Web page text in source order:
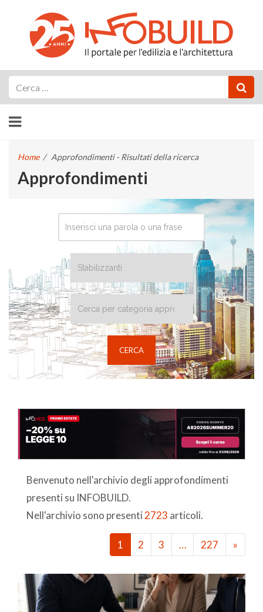
Home / Approfondimenti - Risultati della ricerca
Approfondimenti
Benvenuto nell'archivio degli approfondimenti
presenti su INFOBUILD.
Nell'archivio sono presenti 2723 articoli.
1 2 3 … 227 »